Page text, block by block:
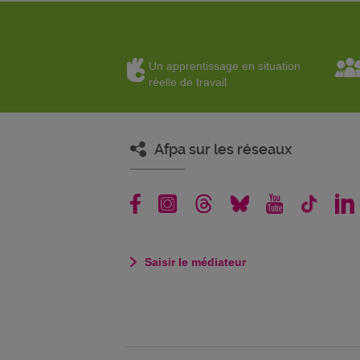
Un apprentissage en situation
réelle de travail
Afpa sur les réseaux
Saisir le médiateur